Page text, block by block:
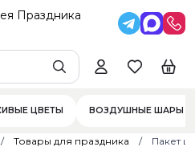
ЦВЕТЫ ВОЗДУШНЫЕ ШАРЫ
Товары для праздника Пакет